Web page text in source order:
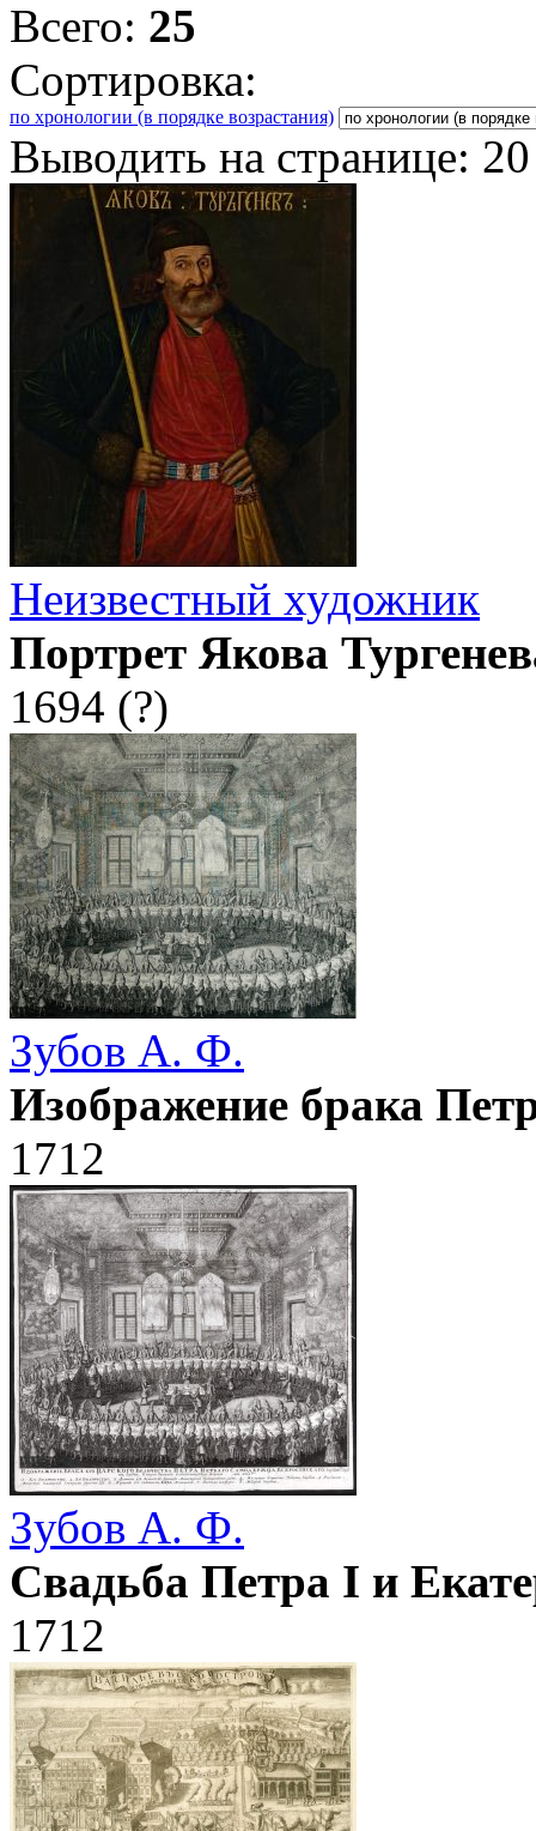
Всего: 25
Сортировка:
по хронологии (в порядке возрастания)
Выводить на странице: 20
Неизвестный художник
Портрет Якова
1694 (?)
Зубов А. Ф.
Изображение брака
1712
Зубов А. Ф.
Свадьба Петра I и
1712